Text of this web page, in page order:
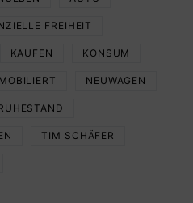
FREIHEIT
KAUFEN KONSUM
MOBILIERT NEUWAGEN
TIM SCHÄFER